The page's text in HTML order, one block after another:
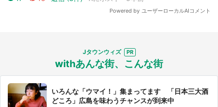
Jタウンウィズ
withあんな街、こんな街
いろんな「ウマイ！」集まってます 「日本三大酒
どころ」広島を味わうチャンスが到来中